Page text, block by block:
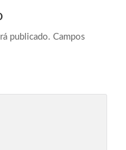
publicado. Campos